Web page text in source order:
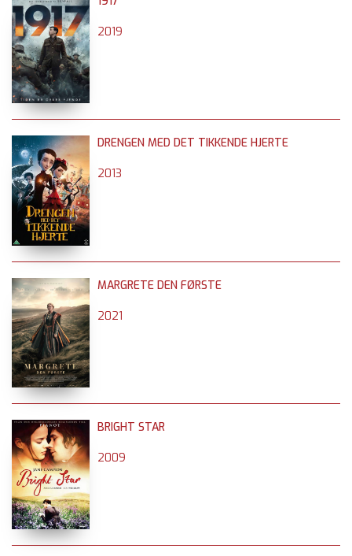
2019
DRENGEN MED DET TIKKENDE HJERTE
2013
MARGRETE DEN FØRSTE
2021
BRIGHT STAR
2009